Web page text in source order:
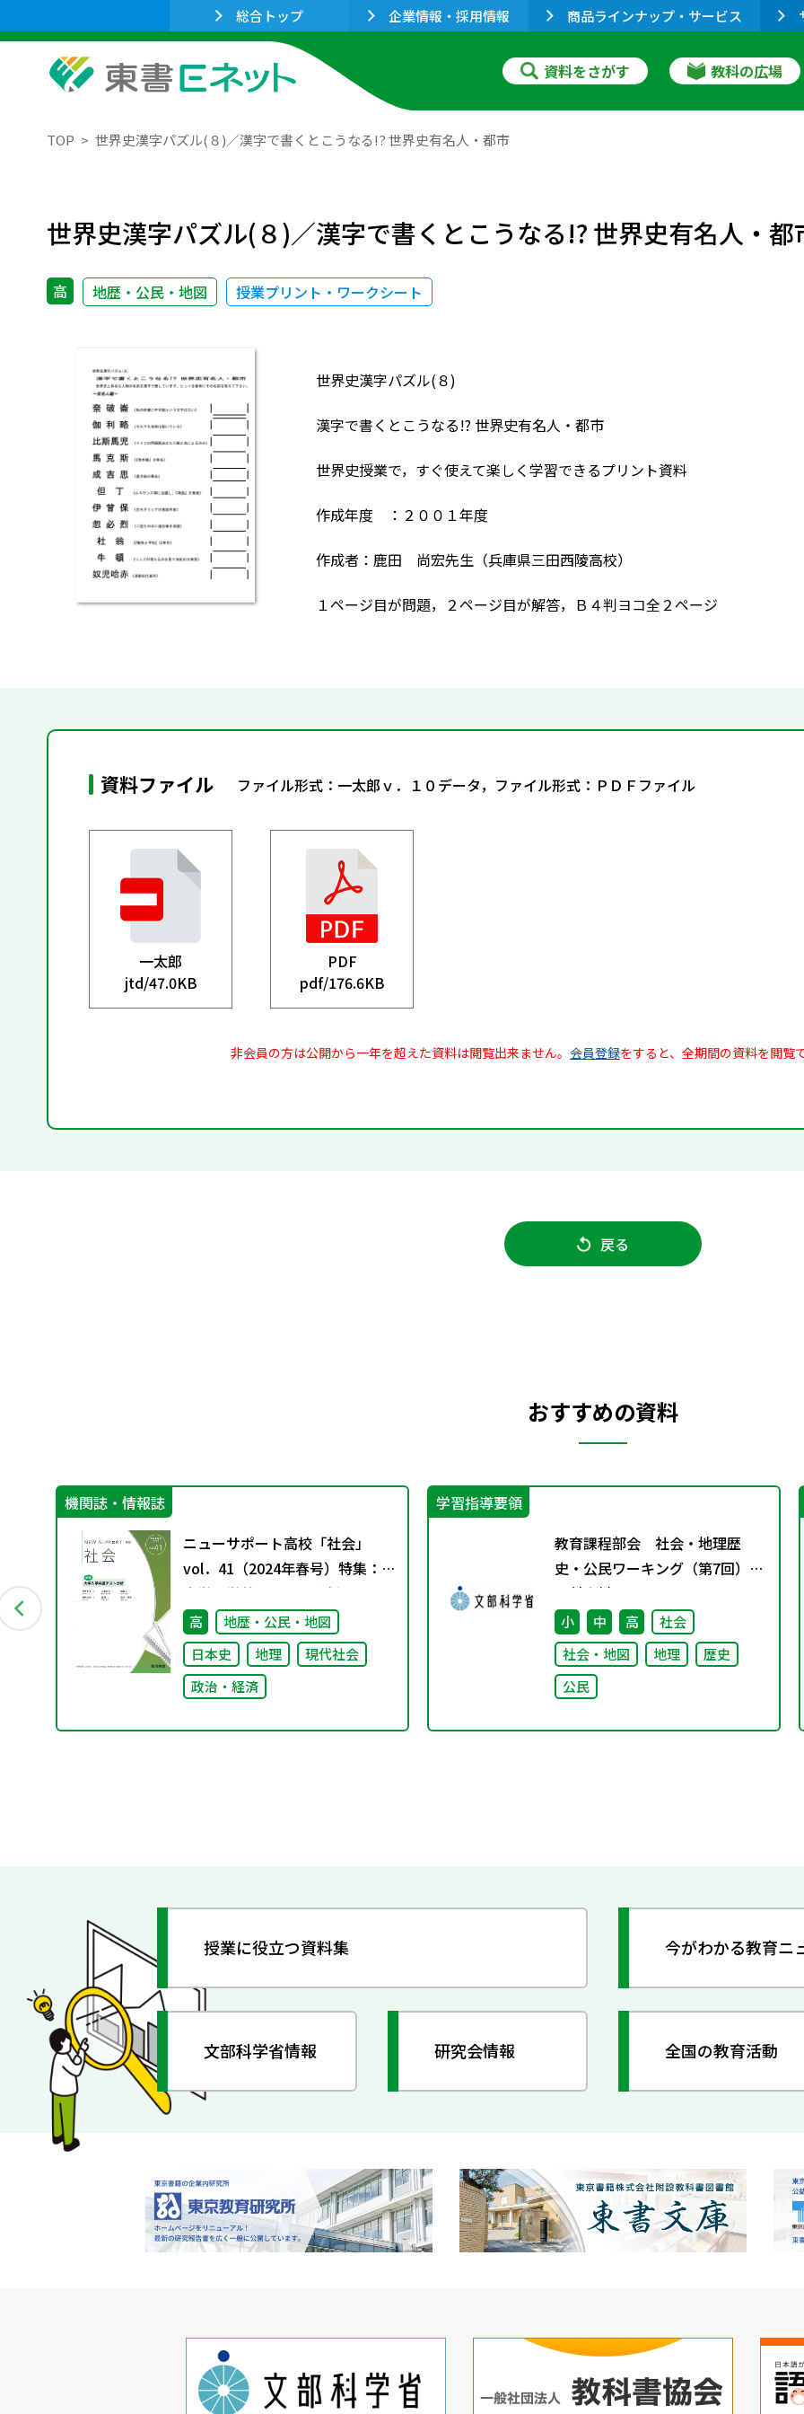
総合トップ 企業情報・採用情報 商品ラインナップ・サービス
資料をさがす 教科の広場
TOP 世界史漢字パズル(８)／漢字で書くとこうなる!? 世界史有名人・都市
世界史漢字パズル(８)／漢字で書くとこうなる!? 世界史有名人・都
高 地歴・公民・地図 授業プリント・ワークシート
世界史漢字パズル(８)
漢字で書くとこうなる!? 世界史有名人・都市
世界史授業で，すぐ使えて楽しく学習できるプリント資料
作成年度 ：２００１年度
作成者：鹿田 尚宏先生（兵庫県三田西陵高校）
１ページ目が問題，２ページ目が解答，Ｂ４判ヨコ全２ページ
資料ファイル ファイル形式：一太郎ｖ．１０データ，ファイル形式：ＰＤＦファイル
一太郎
jtd/47.0KB
PDF
pdf/176.6KB
非会員の方は公開から一年を超えた資料は閲覧出来ません。 会員登録をすると、全期間の資料を閲覧
戻る
おすすめの資料
機関誌・情報誌
ニューサポート高校「社会」
vol．41（2024年春号）特集：
大学入学共通テスト分析
高
地歴・公民・地図
日本史
地理
現代社会
政治・経済
学習指導要領
教育課程部会 社会・地理歴
史・公民ワーキング（第7回）
配付資料
小 中 高
社会
社会・地図
地理
歴史
公民
授業に役立つ資料集 今がわかる教育ニ
文部科学省情報 研究会情報 全国の教育活動